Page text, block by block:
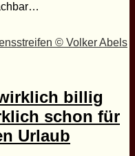
billig
schon für
Urlaub